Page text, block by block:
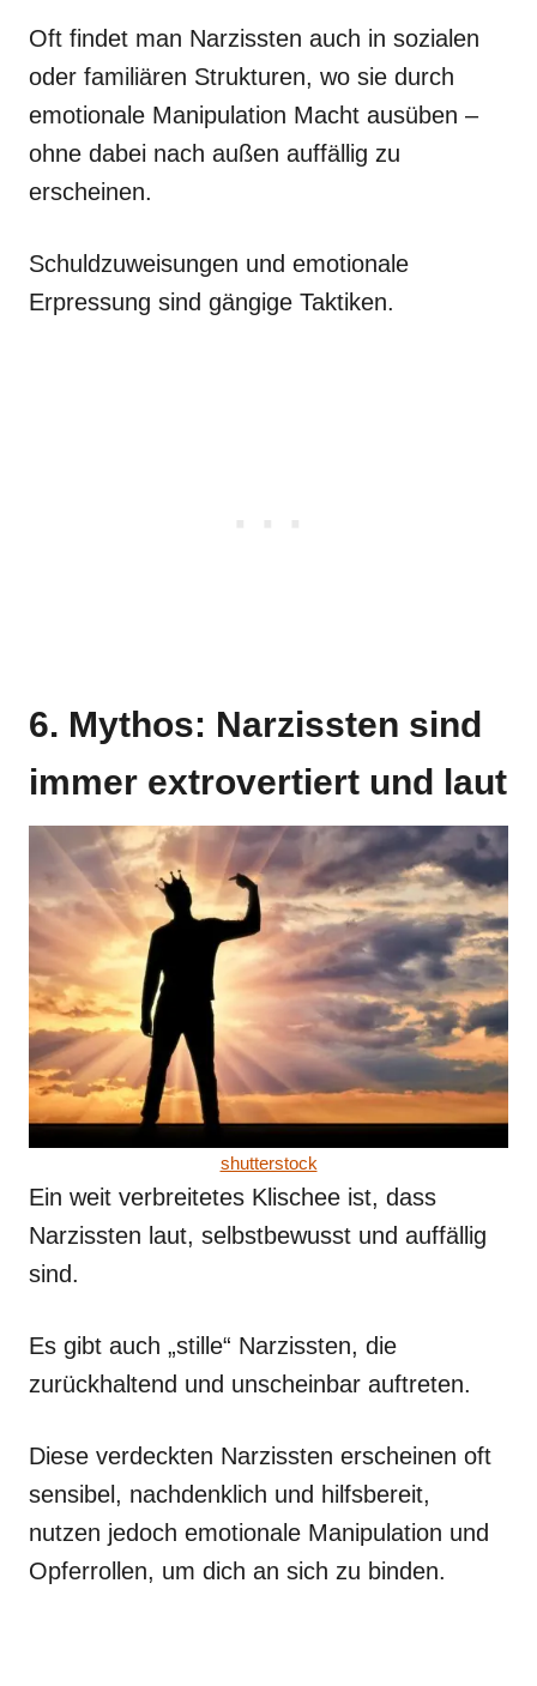
Oft findet man Narzissten auch in sozialen
oder familiären Strukturen, wo sie durch
emotionale Manipulation Macht ausüben –
ohne dabei nach außen auffällig zu
erscheinen.
Schuldzuweisungen und emotionale
Erpressung sind gängige Taktiken.
6. Mythos: Narzissten sind
immer extrovertiert und laut
shutterstock
Ein weit verbreitetes Klischee ist, dass
Narzissten laut, selbstbewusst und auffällig
sind.
Es gibt auch „stille“ Narzissten, die
zurückhaltend und unscheinbar auftreten.
Diese verdeckten Narzissten erscheinen oft
sensibel, nachdenklich und hilfsbereit,
nutzen jedoch emotionale Manipulation und
Opferrollen, um dich an sich zu binden.